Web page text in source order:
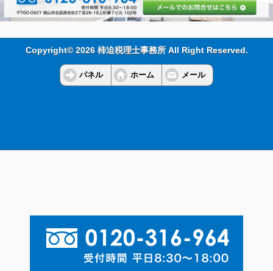
Copyright© 2026 柿迫税理士事務所 All Right Reserved.
パネル ホーム メール